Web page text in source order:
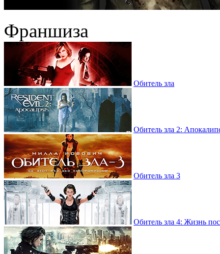
Франшиза
Обитель зла
Обитель зла 2:
Обитель зла 3
Обитель зла 4: Жизнь